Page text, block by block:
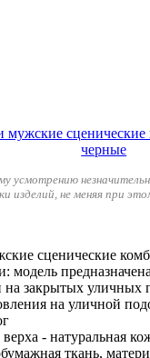
усмотрению
изделий, не меняя при
сценические
: модель
закрытых
на уличной
верха - натуральная
ткань,